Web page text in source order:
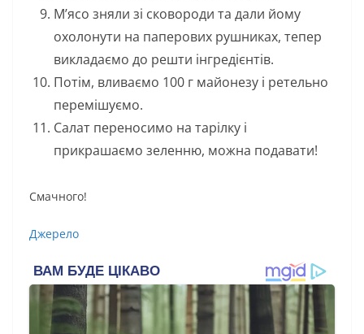
М’ясо зняли зі сковороди та дали йому
охолонути на паперових рушниках, тепер
викладаємо до решти інгредієнтів.
Потім, вливаємо 100 г майонезу і ретельно
перемішуємо.
Салат переносимо на тарілку і
прикрашаємо зеленню, можна подавати!
Смачного!
Джерело